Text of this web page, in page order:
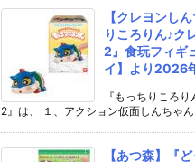
【クレヨンし
りころりん♪ク
2』食玩フィギ
イ】より2026
『もっちりころ
2』は、 １、アクション仮面しんちゃ
【あつ森】『